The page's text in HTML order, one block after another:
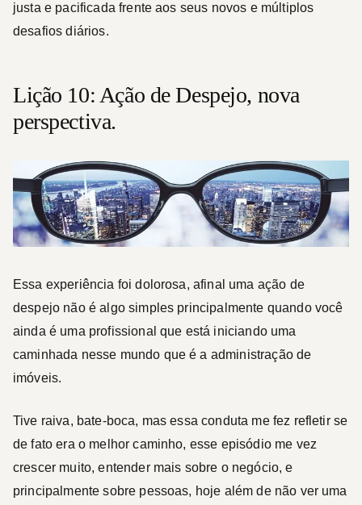
justa e pacificada frente aos seus novos e múltiplos
desafios diários.
Lição 10: Ação de Despejo, nova
perspectiva.
Essa experiência foi dolorosa, afinal uma ação de
despejo não é algo simples principalmente quando você
ainda é uma profissional que está iniciando uma
caminhada nesse mundo que é a administração de
imóveis.
Tive raiva, bate-boca, mas essa conduta me fez refletir se
de fato era o melhor caminho, esse episódio me vez
crescer muito, entender mais sobre o negócio, e
principalmente sobre pessoas, hoje além de não ver uma